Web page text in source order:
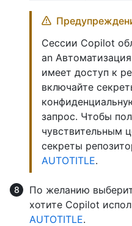
Сессии Copilot
an
имеет доступ к
включайте
запрос. Чтобы
чувствительным
секреты
AUTOTITLE.
По желанию
хотите Copilot
AUTOTITLE.